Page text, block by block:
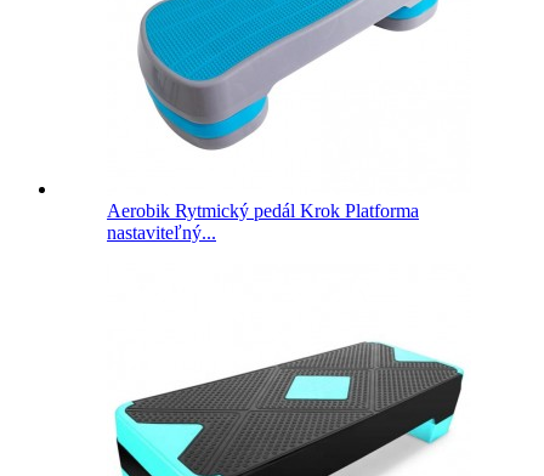
Aerobik Rytmický pedál Krok Platforma
nastaviteľný...